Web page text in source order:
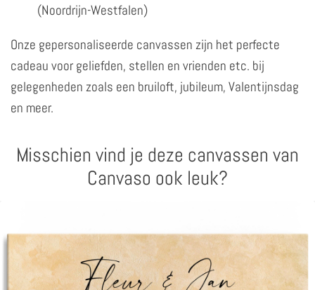
(Noordrijn-Westfalen)
Onze gepersonaliseerde canvassen zijn het perfecte
cadeau voor geliefden, stellen en vrienden etc. bij
gelegenheden zoals een bruiloft, jubileum, Valentijnsdag
en meer.
Misschien vind je deze canvassen van
Canvaso ook leuk?